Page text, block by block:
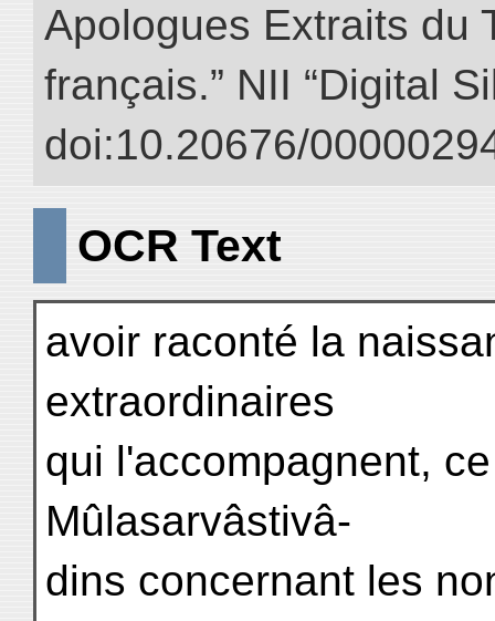
Apologues Extraits du
français.” NII “Digital
doi:10.20676/
OCR Text
avoir raconté la
extraordinaires
qui l'accompagnent,
Mûlasarvâstivâ-
dins concernant les